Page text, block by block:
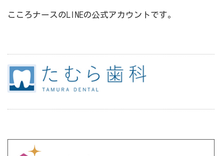
こころナースのLINEの公式アカウントです。